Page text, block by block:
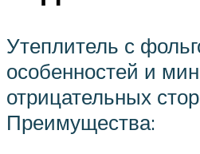
Утеплитель с
особенностей и
отрицательных
Преимущества: